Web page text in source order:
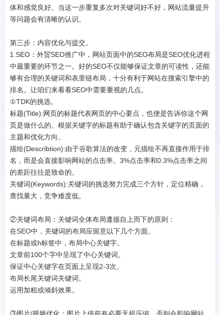
体和感觉良好。当这一步重复多次对关键词好不好，网站流量提升
等问题会有清晰的认识。
第三步：内容优化与提交。
1.SEO：外贸SEO推广中，网站页面中的SEO布局是SEO优化进程
中最重要的环节之一。好的SEO不仅能够保证文章的可读性，还能
够有合理的关键词和表里链布局，十分有利于网站在搜索引擎中的
排名。让咱们来看看SEO中需要重视的几点。
①TDK的挑选。
标题(Title):网页的标题代表网页的中心要点，也便是告诉你这个网
页是做什么的。根据关键字的标题有助于确认包含关键字的页面的
主题和优化方向。
描绘(Describtion):由于谷歌算法的改变，元描绘不再直接作用于排
名，而是会直接影响网站的点击率。3%点击率和0.3%点击率之间
的差距往往是致命的。
关键词(Keywords):关键词的挑选努力完成三个方针，定位精确，
查找量大，竞争难度低。
②关键词布局：关键词全体布局遵循自上而下的原则：
在SEO中，关键词的布局应留意以下几个方面。
在标题或h标签中，布局中心关键字。
文章前100个字中呈现了中心关键词。
保证中心关键字在页面上呈现2-3次。
布局长尾关键词关键词。
运用加粗或倾斜效果。
③图片/视频优化：图片上传前有必要无损压缩，否则会影响网站